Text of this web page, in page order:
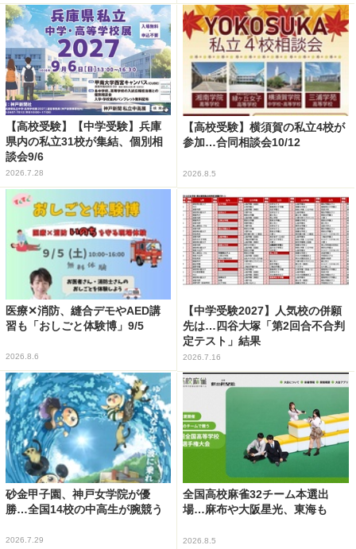
【高校受験】【中学受験】兵庫
県内の私立31校が集結、個別相
談会9/6
2026.7.28
【高校受験】横須賀の私立4校が
参加…合同相談会10/12
2026.8.5
医療✕消防、縫合デモやAED講
習も「おしごと体験博」9/5
2026.8.6
【中学受験2027】人気校の併願
先は…四谷大塚「第2回合不合判
定テスト」結果
2026.7.16
砂金甲子園、神戸女学院が優
勝…全国14校の中高生が腕競う
2026.7.29
全国高校麻雀32チーム本選出
場…麻布や大阪星光、東海も
2026.8.5